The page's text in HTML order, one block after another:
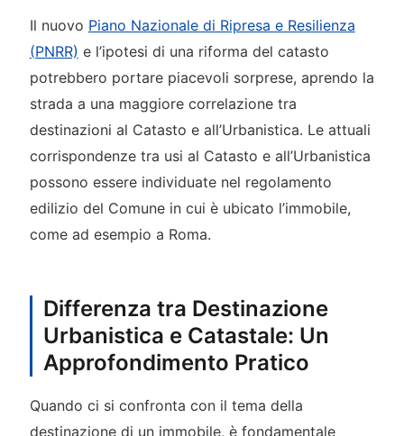
Il nuovo Piano Nazionale di Ripresa e Resilienza
(PNRR) e l’ipotesi di una riforma del catasto
potrebbero portare piacevoli sorprese, aprendo la
strada a una maggiore correlazione tra
destinazioni al Catasto e all’Urbanistica. Le attuali
corrispondenze tra usi al Catasto e all’Urbanistica
possono essere individuate nel regolamento
edilizio del Comune in cui è ubicato l’immobile,
come ad esempio a Roma.
Differenza tra Destinazione
Urbanistica e Catastale: Un
Approfondimento Pratico
Quando ci si confronta con il tema della
destinazione di un immobile, è fondamentale